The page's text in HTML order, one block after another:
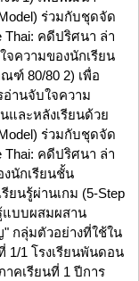
ร่วมกับชุดจัด
Thai: คดีปริศนา ล่า
จความของนักเรียน
ฑ์ 80/80 2) เพื่อ
อ่านจับใจความ
และหลังเรียนด้วย
ร่วมกับชุดจัด
Thai: คดีปริศนา ล่า
นักเรียนชั้น
ยนรู้ผ่านเกม (5-Step
แบบผสมผสาน
กลุ่มตัวอย่างที่ใช้ใน
1/1 โรงเรียนพันดอน
คเรียนที่ 1 ปีการ